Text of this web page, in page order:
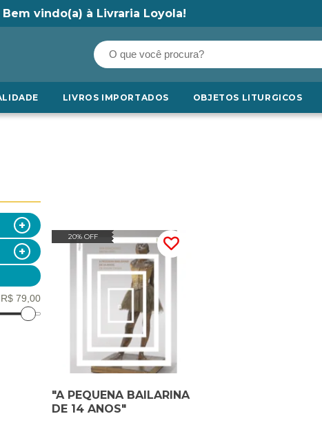
Bem vindo(a) à Livraria Loyola!
LIVROS IMPORTADOS OBJETOS LITURGICOS
20% OFF
"A PEQUENA BAILARINA
DE 14 ANOS"